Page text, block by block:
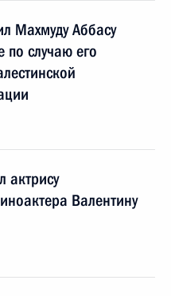
Махмуду Аббасу
по случаю его
актрису
Валентину